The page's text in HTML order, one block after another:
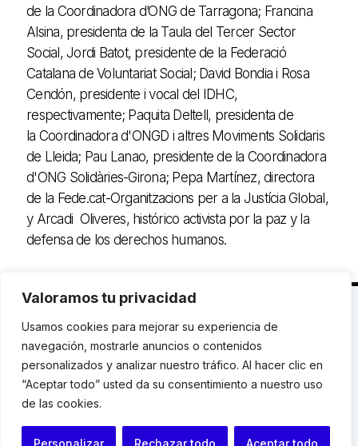
Valoramos tu privacidad
Usamos cookies para mejorar su experiencia de
navegación, mostrarle anuncios o contenidos
personalizados y analizar nuestro tráfico. Al hacer clic en
“Aceptar todo” usted da su consentimiento a nuestro uso
de las cookies.
Personalizar Rechazar todo Aceptar todo
de la Coordinadora d’ONG de Tarragona; Francina
Alsina, presidenta de la Taula del Tercer Sector
Social, Jordi Batot, presidente de la Federació
Catalana de Voluntariat Social; David Bondia i Rosa
Cendón, presidente i vocal del IDHC,
respectivamente; Paquita Deltell, presidenta de
la Coordinadora d'ONGD i altres Moviments Solidaris
de Lleida; Pau Lanao, presidente de la Coordinadora
d'ONG Solidàries-Girona; Pepa Martínez, directora
de la Fede.cat-Organitzacions per a la Justícia Global,
y Arcadi Oliveres, histórico activista por la paz y la
defensa de los derechos humanos.
C. Avinyó 44, 2n | 08002 Barcelona |T.: +34 93
119 03 72|institut@idhc.org
© Institut de Drets Humans de Catalunya.
Aviso legal|Cookies|Contacto